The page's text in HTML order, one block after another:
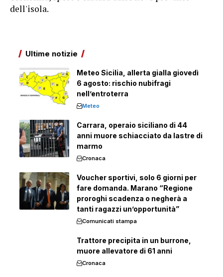
dell'isola.
Ultime notizie
Meteo Sicilia, allerta gialla giovedì
6 agosto: rischio nubifragi
nell’entroterra
Meteo
Carrara, operaio siciliano di 44
anni muore schiacciato da lastre di
marmo
Cronaca
Voucher sportivi, solo 6 giorni per
fare domanda. Marano “Regione
proroghi scadenza o negherà a
tanti ragazzi un’opportunità”
Comunicati stampa
Trattore precipita in un burrone,
muore allevatore di 61 anni
Cronaca